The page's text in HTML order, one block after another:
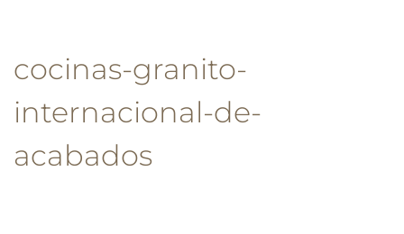
cocinas-granito-
internacional-de-
acabados